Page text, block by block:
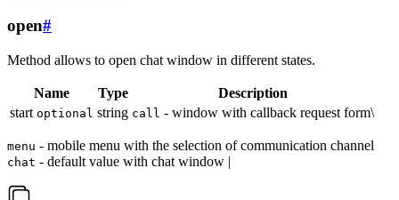
open#
Method allows to open chat window in different states.
Name Type
Description
start optional string call - window with callback request form\
menu - mobile menu with the selection of communication channel
chat - default value with chat window |